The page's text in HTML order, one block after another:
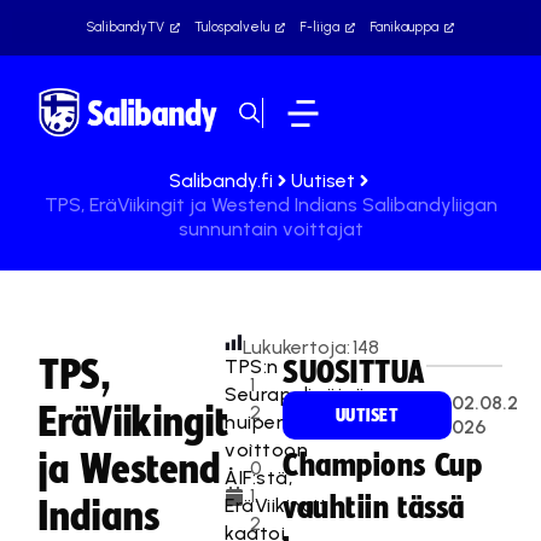
SalibandyTV Tulospalvelu F-liiga Fanikauppa
Salibandy.fi
Uutiset
TPS, EräViikingit ja Westend Indians Salibandyliigan
sunnuntain voittajat
TPS,
EräViikingit
ja Westend
Indians
1
2
.
0
1.
2
Lukukertoja:148
TPS:n
Seurapelipäivä
huipentui
voittoon
ÅIF:stä,
EräViikingit
kaatoi
SUOSITTUA
UUTISET
02.08.2
026
Champions Cup
vauhtiin tässä